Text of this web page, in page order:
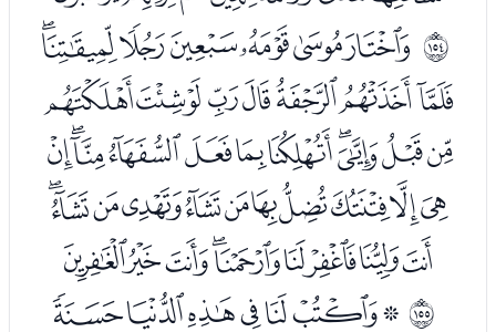
ﲙ ﯛﯜﯝﯞﯟﯠﯡ
ﯢﯣﯤﯥﯦﯧﯨﯩ
ﯪﯫﯬﯭﯮﯯﯰﯱﯲﯳﯴ
ﯵﯶﯷﯸﯹﯺﯻﯼﯽﯾﯿ
ﰀﰁﰂﰃﰄﰅﰆﰇﰈ
ﲚﭑﭒﭓﭔﭕﭖﭗ